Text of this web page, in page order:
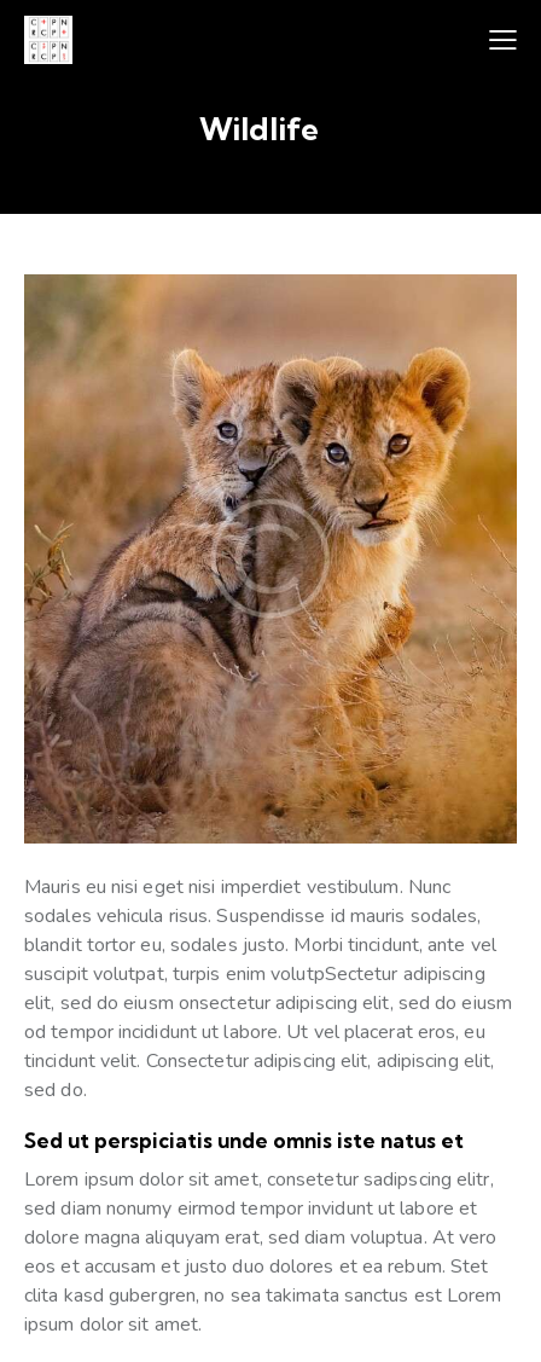
Wildlife
Mauris eu nisi eget nisi imperdiet vestibulum. Nunc
sodales vehicula risus. Suspendisse id mauris sodales,
blandit tortor eu, sodales justo. Morbi tincidunt, ante vel
suscipit volutpat, turpis enim volutpSectetur adipiscing
elit, sed do eiusm onsectetur adipiscing elit, sed do eiusm
od tempor incididunt ut labore. Ut vel placerat eros, eu
tincidunt velit. Consectetur adipiscing elit, adipiscing elit,
sed do.
Sed ut perspiciatis unde omnis iste natus et
Lorem ipsum dolor sit amet, consetetur sadipscing elitr,
sed diam nonumy eirmod tempor invidunt ut labore et
dolore magna aliquyam erat, sed diam voluptua. At vero
eos et accusam et justo duo dolores et ea rebum. Stet
clita kasd gubergren, no sea takimata sanctus est Lorem
ipsum dolor sit amet.